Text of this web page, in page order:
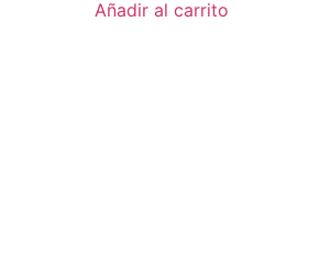
Añadir al carrito